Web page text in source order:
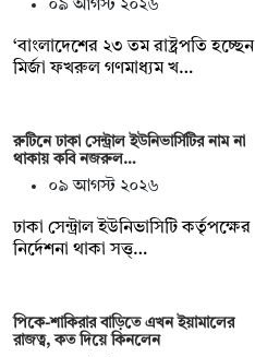
০৯ আগস্ট ২০২৬
‘বাংলাদেশের ২৩ তম রাষ্ট্রপতি হচ্ছেন
মির্জা ফখরুল গণমাধ্যম খ…
রুটিনে ঢাকা সেন্ট্রাল ইউনিভার্সিটির নাম না
থাকায় কবি নজরুল…
০৯ আগস্ট ২০২৬
‎ঢাকা সেন্ট্রাল ইউনিভাসিটি কর্তৃপক্ষের
নির্দেশনা থাকা সত্ত্…
পিকে-শাকিরার বাড়িতে এখন ইয়ামালের
রাজত্ব, কত দিয়ে কিনলেন